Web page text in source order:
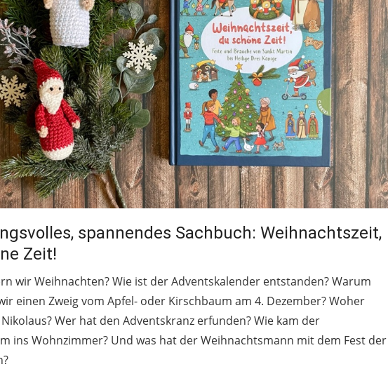
spannendes Sachbuch: Weihnachtszeit,
Zeit!
wir Weihnachten? Wie ist der Adventskalender entstanden? Warum
einen Zweig vom Apfel- oder Kirschbaum am 4. Dezember? Woher
Wer hat den Adventskranz erfunden? Wie kam der
ins Wohnzimmer? Und was hat der Weihnachtsmann mit dem Fest der